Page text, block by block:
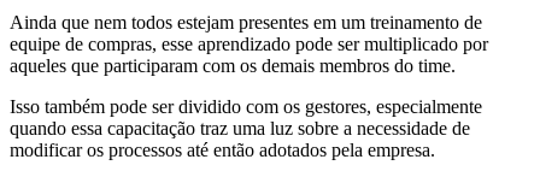
Ainda que nem todos estejam presentes em um treinamento de
equipe de compras, esse aprendizado pode ser multiplicado por
aqueles que participaram com os demais membros do time.
Isso também pode ser dividido com os gestores, especialmente
quando essa capacitação traz uma luz sobre a necessidade de
modificar os processos até então adotados pela empresa.